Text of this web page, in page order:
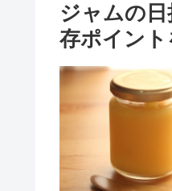
ジャムの
存ポイン